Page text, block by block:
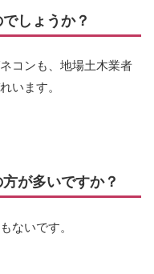
しょうか？
コンも、地場土木業者
います。
が多いですか？
ないです。